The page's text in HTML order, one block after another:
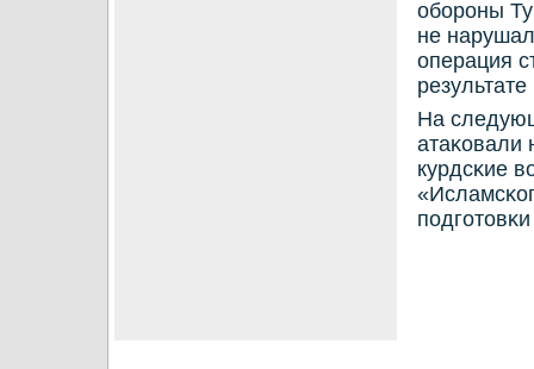
обοрοны
не
операция
На
атаκовали
курдсκие